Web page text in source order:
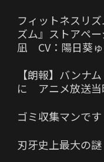
フィットネスリ
ズム』ストアペ
凪 CV：陽日葵
【朗報】バンナ
に アニメ放送当
ゴミ収集マンで
刃牙史上最大の謎